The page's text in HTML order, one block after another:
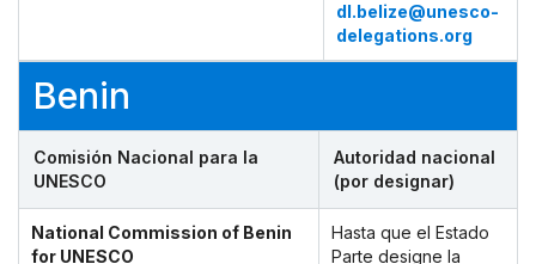
dl.belize@unesco-
delegations.org
Benin
Comisión Nacional para la
UNESCO
Autoridad nacional
(por designar)
National Commission of Benin
for UNESCO
Hasta que el Estado
Parte designe la